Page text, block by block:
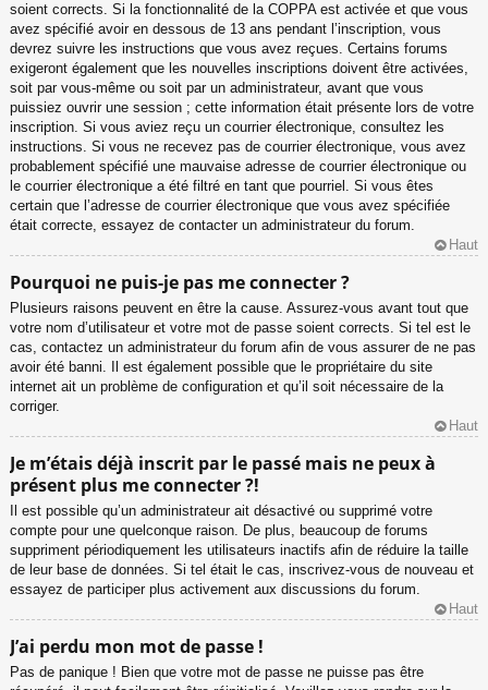
soient corrects. Si la fonctionnalité de la COPPA est activée et que vous
avez spécifié avoir en dessous de 13 ans pendant l’inscription, vous
devrez suivre les instructions que vous avez reçues. Certains forums
exigeront également que les nouvelles inscriptions doivent être activées,
soit par vous-même ou soit par un administrateur, avant que vous
puissiez ouvrir une session ; cette information était présente lors de votre
inscription. Si vous aviez reçu un courrier électronique, consultez les
instructions. Si vous ne recevez pas de courrier électronique, vous avez
probablement spécifié une mauvaise adresse de courrier électronique ou
le courrier électronique a été filtré en tant que pourriel. Si vous êtes
certain que l’adresse de courrier électronique que vous avez spécifiée
était correcte, essayez de contacter un administrateur du forum.
Haut
Pourquoi ne puis-je pas me connecter ?
Plusieurs raisons peuvent en être la cause. Assurez-vous avant tout que
votre nom d’utilisateur et votre mot de passe soient corrects. Si tel est le
cas, contactez un administrateur du forum afin de vous assurer de ne pas
avoir été banni. Il est également possible que le propriétaire du site
internet ait un problème de configuration et qu’il soit nécessaire de la
corriger.
Haut
Je m’étais déjà inscrit par le passé mais ne peux à
présent plus me connecter ?!
Il est possible qu’un administrateur ait désactivé ou supprimé votre
compte pour une quelconque raison. De plus, beaucoup de forums
suppriment périodiquement les utilisateurs inactifs afin de réduire la taille
de leur base de données. Si tel était le cas, inscrivez-vous de nouveau et
essayez de participer plus activement aux discussions du forum.
Haut
J’ai perdu mon mot de passe !
Pas de panique ! Bien que votre mot de passe ne puisse pas être